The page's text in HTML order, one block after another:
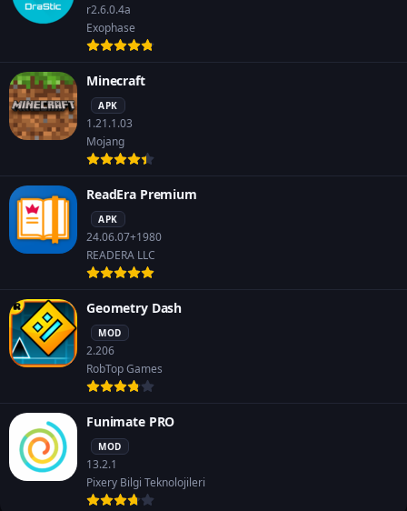
r2.6.0.4a
Exophase
Minecraft
APK
1.21.1.03
Mojang
ReadEra Premium
APK
24.06.07+1980
READERA LLC
Geometry Dash
MOD
2.206
RobTop Games
Funimate PRO
MOD
13.2.1
Pixery Bilgi Teknolojileri